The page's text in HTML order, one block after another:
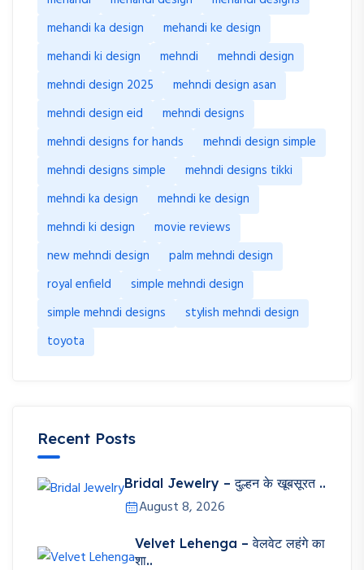
mehandi ka design
mehandi ke design
mehandi ki design
mehndi
mehndi design
mehndi design 2025
mehndi design asan
mehndi design eid
mehndi designs
mehndi designs for hands
mehndi design simple
mehndi designs simple
mehndi designs tikki
mehndi ka design
mehndi ke design
mehndi ki design
movie reviews
new mehndi design
palm mehndi design
royal enfield
simple mehndi design
simple mehndi designs
stylish mehndi design
toyota
Recent Posts
Bridal Jewelry – दुल्हन के खूबसूरत ..
August 8, 2026
Velvet Lehenga – वेलवेट लहंगे का
शा..